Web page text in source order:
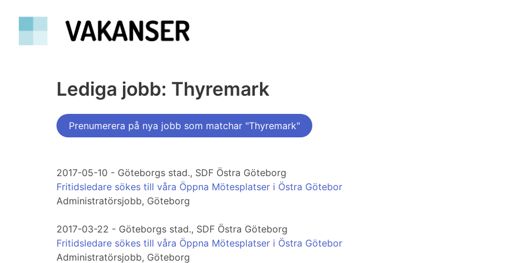
Lediga jobb: Thyremark
Prenumerera på nya jobb som matchar "Thyremark"
2017-05-10 - Göteborgs stad., SDF Östra Göteborg
Fritidsledare sökes till våra Öppna Mötesplatser i Östra Götebor
Administratörsjobb, Göteborg
2017-03-22 - Göteborgs stad., SDF Östra Göteborg
Fritidsledare sökes till våra Öppna Mötesplatser i Östra Götebor
Administratörsjobb, Göteborg